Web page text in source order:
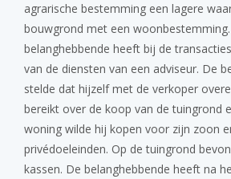
agrarische bestemming een lagere
bouwgrond met een
belanghebbende heeft bij de
van de diensten van een adviseur. De
stelde dat hijzelf met de verkoper
bereikt over de koop van de tuingrond
woning wilde hij kopen voor zijn zoon
privédoeleinden. Op de tuingrond
kassen. De belanghebbende heeft na